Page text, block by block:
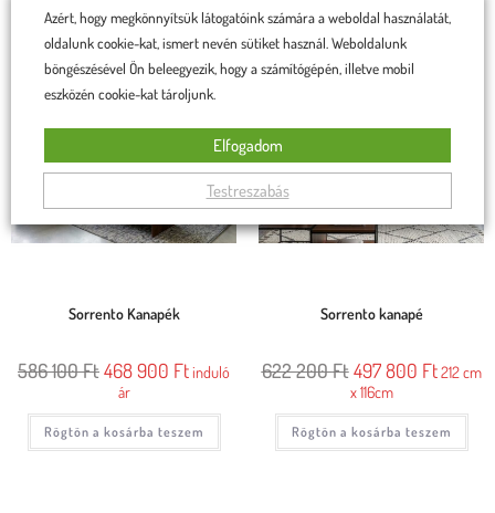
Rögtön a kosárba teszem
Sorrento Kanapék
586 100Ft468 900 Ftinduló
ár
Rögtön a kosárba teszem
Sorrento kanapé
622 200Ft 497 800 Ft212 cm
x 116cm
Rögtön a kosárba teszem
Azért, hogy megkönnyítsük látogatóink számára a weboldal használatát,
oldalunk cookie-kat, ismert nevén sütiket használ. Weboldalunk
böngészésével Ön beleegyezik, hogy a számítógépén, illetve mobil
eszközén cookie-kat tároljunk.
Testreszabás
Elfogadom